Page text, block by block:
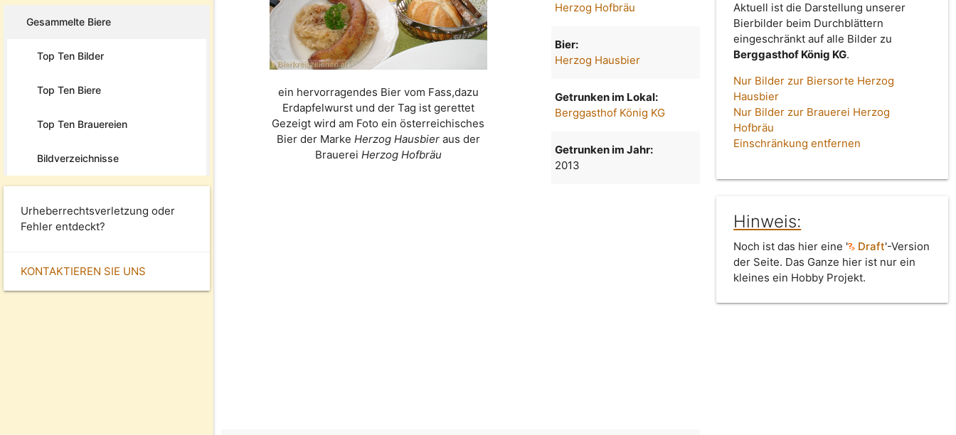
Gesammelte Biere
Top Ten Bilder
Top Ten Biere
Top Ten Brauereien
Bildverzeichnisse
Urheberrechtsverletzung oder
Fehler entdeckt?
KONTAKTIEREN SIE UNS
ein hervorragendes Bier vom Fass,dazu
Erdapfelwurst und der Tag ist gerettet
Gezeigt wird am Foto ein österreichisches
Bier der Marke Herzog Hausbieraus der
Brauerei Herzog Hofbräu
Herzog Hofbräu
Bier:
Herzog Hausbier
Getrunken im Lokal:
Berggasthof König KG
Getrunken im Jahr:
2013
Aktuell ist die Darstellung unserer
Bierbilder beim Durchblättern
eingeschränkt auf alle Bilder zu
Berggasthof König KG.
Nur Bilder zur Biersorte Herzog
Hausbier
Nur Bilder zur Brauerei Herzog
Hofbräu
Einschränkung entfernen
Hinweis:
Noch ist das hier eine ' Draft'-Version
der Seite. Das Ganze hier ist nur ein
kleines ein Hobby Projekt.